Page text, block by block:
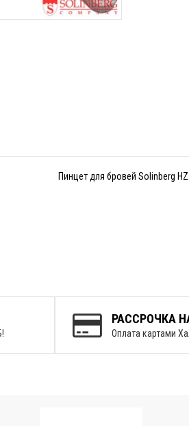
Пинцет для бровей Solinberg
РАССРОЧКА
Оплата картами